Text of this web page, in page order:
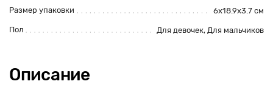
Размер упаковки 6х18.9х3.7 см
Пол Для девочек, Для мальчиков
Описание